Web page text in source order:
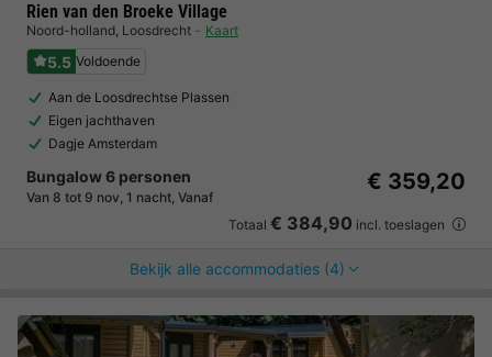
Rien van den Broeke Village
Noord-holland, Loosdrecht Kaart
5.5 Voldoende
Aan de Loosdrechtse Plassen
Eigen jachthaven
Dagje Amsterdam
Bungalow 6 personen
Van 8 tot 9 nov, 1 nacht, Vanaf
€ 359,20
Totaal € 384,90 incl. toeslagen
Bekijk alle accommodaties (4)